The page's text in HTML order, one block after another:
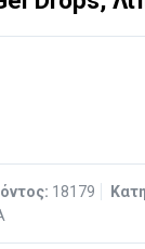
18179